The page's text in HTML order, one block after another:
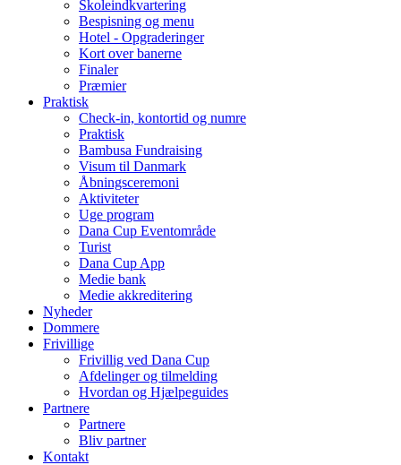
Skoleindkvartering
Bespisning og menu
Hotel - Opgraderinger
Kort over banerne
Finaler
Præmier
Praktisk
Check-in, kontortid og numre
Praktisk
Bambusa Fundraising
Visum til Danmark
Åbningsceremoni
Aktiviteter
Uge program
Dana Cup Eventområde
Turist
Dana Cup App
Medie bank
Medie akkreditering
Nyheder
Dommere
Frivillige
Frivillig ved Dana Cup
Afdelinger og tilmelding
Hvordan og Hjælpeguides
Partnere
Partnere
Bliv partner
Kontakt